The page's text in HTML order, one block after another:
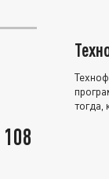
тогда,